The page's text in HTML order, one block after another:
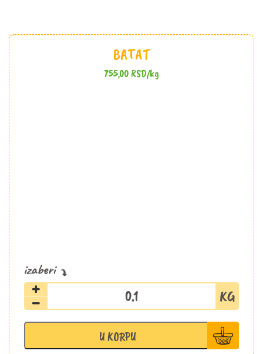
BATAT
755,00RSD/kg
Batat
količina
U KORPU